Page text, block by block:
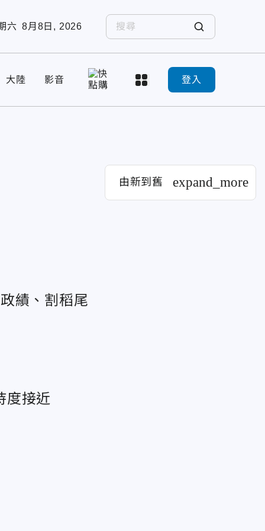
六 8月8日, 2026
大陸 影音 登入
由新到舊 expand_more
績、割稻尾
度接近